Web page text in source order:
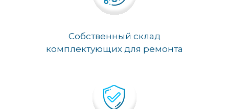
Собственный склад
комплектующих для ремонта